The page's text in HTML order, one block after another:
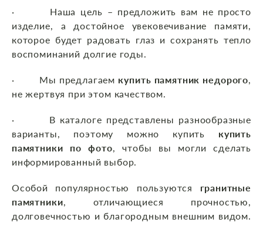
· Наша цель – предложить вам не просто
изделие, а достойное увековечивание памяти,
которое будет радовать глаз и сохранять тепло
воспоминаний долгие годы.
· Мы предлагаем купить памятник недорого,
не жертвуя при этом качеством.
· В каталоге представлены разнообразные
варианты, поэтому можно купить купить
памятники по фото, чтобы вы могли сделать
информированный выбор.
Особой популярностью пользуются гранитные
памятники, отличающиеся прочностью,
долговечностью и благородным внешним видом.